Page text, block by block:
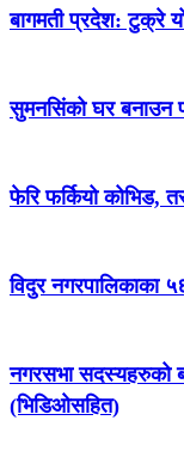
बागमती प्रदेश: टुक्रे
सुमनसिंको घर बनाउन
फेरि फर्कियो कोभिड,
विदुर नगरपालिकाका
नगरसभा सदस्यहरुको
(भिडिओसहित)